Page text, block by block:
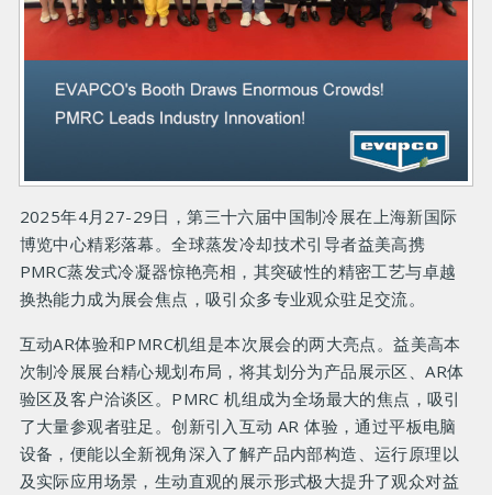
2025年4月27-29日，第三十六届中国制冷展在上海新国际
博览中心精彩落幕。全球蒸发冷却技术引导者益美高携
PMRC蒸发式冷凝器惊艳亮相，其突破性的精密工艺与卓越
换热能力成为展会焦点，吸引众多专业观众驻足交流。
互动AR体验和PMRC机组是本次展会的两大亮点。益美高本
次制冷展展台精心规划布局，将其划分为产品展示区、AR体
验区及客户洽谈区。PMRC 机组成为全场最大的焦点，吸引
了大量参观者驻足。创新引入互动 AR 体验，通过平板电脑
设备，便能以全新视角深入了解产品内部构造、运行原理以
及实际应用场景，生动直观的展示形式极大提升了观众对益